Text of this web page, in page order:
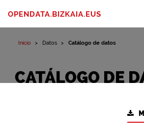
OPENDATA.BIZKAIA.EUS
Inicio Datos Catálogo de datos
CATÁLOGO DE